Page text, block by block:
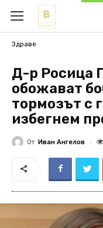
Здраве
Д-р Росица
обожават
тормозът с
избегнем
От Иван Ангелов